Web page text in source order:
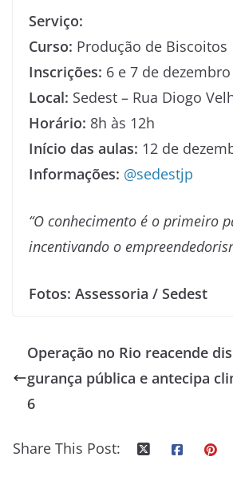
Serviço:
Curso: Produção de Biscoitos
Inscrições: 6 e 7 de dezembro
Local: Sedest – Rua Diogo
Horário: 8h às 12h
Início das aulas: 12 de
Informações: @sedestjp
“O conhecimento é o primeiro
incentivando o
Fotos: Assessoria / Sedest
Operação no Rio reacende
gurança pública e antecipa
6
Share This Post: